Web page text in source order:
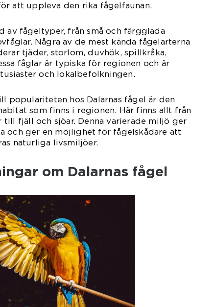
att uppleva den rika fågelfaunan.
av fågeltyper, från små och färgglada
Några av de mest kända fågelarterna
tjäder, storlom, duvhök, spillkråka,
fåglar är typiska för regionen och är
och lokalbefolkningen.
populariteten hos Dalarnas fågel är den
som finns i regionen. Här finns allt från
fjäll och sjöar. Denna varierade miljö ger
och ger en möjlighet för fågelskådare att
naturliga livsmiljöer.
om Dalarnas fågel